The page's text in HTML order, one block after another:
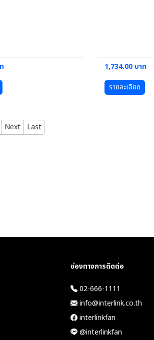
1,734.00 บาท
รายละเอียด
Next Last
ช่องทางการติดต่อ
02-666-1111
info@interlink.co.th
interlinkfan
@interlinkfan